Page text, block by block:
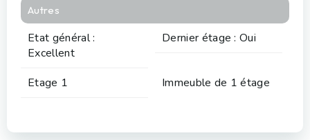
Autres
Etat général :
Excellent
Dernier étage : Oui
Etage 1 Immeuble de 1 étage